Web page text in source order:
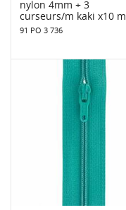
nylon 4mm + 3
curseurs/m kaki x10 m
91 PO 3 736